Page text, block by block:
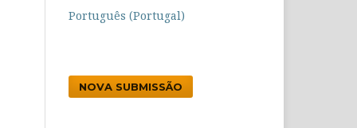
Português (Portugal)
NOVA SUBMISSÃO